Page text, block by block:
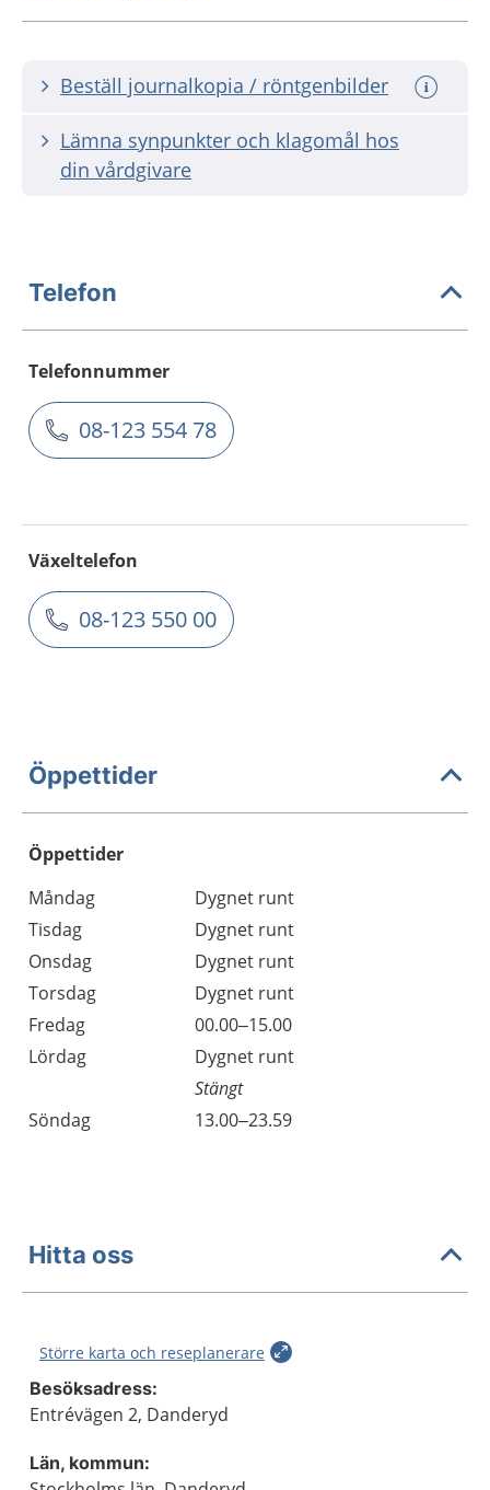
Beställ journalkopia / röntgenbilder
Lämna synpunkter och klagomål hos
din vårdgivare
Telefon
Telefonnummer
08-123 554 78
Växeltelefon
08-123 550 00
Öppettider
Öppettider
Dag
Öppettider
Kommentarer
Måndag
Dygnet runt
Tisdag
Dygnet runt
Onsdag
Dygnet runt
Torsdag
Dygnet runt
Fredag
00.00–15.00
Lördag
Dygnet runt
Stängt
Söndag
13.00–23.59
Hitta oss
Större karta och reseplanerare
Besöksadress:
Entrévägen 2, Danderyd
Län, kommun: